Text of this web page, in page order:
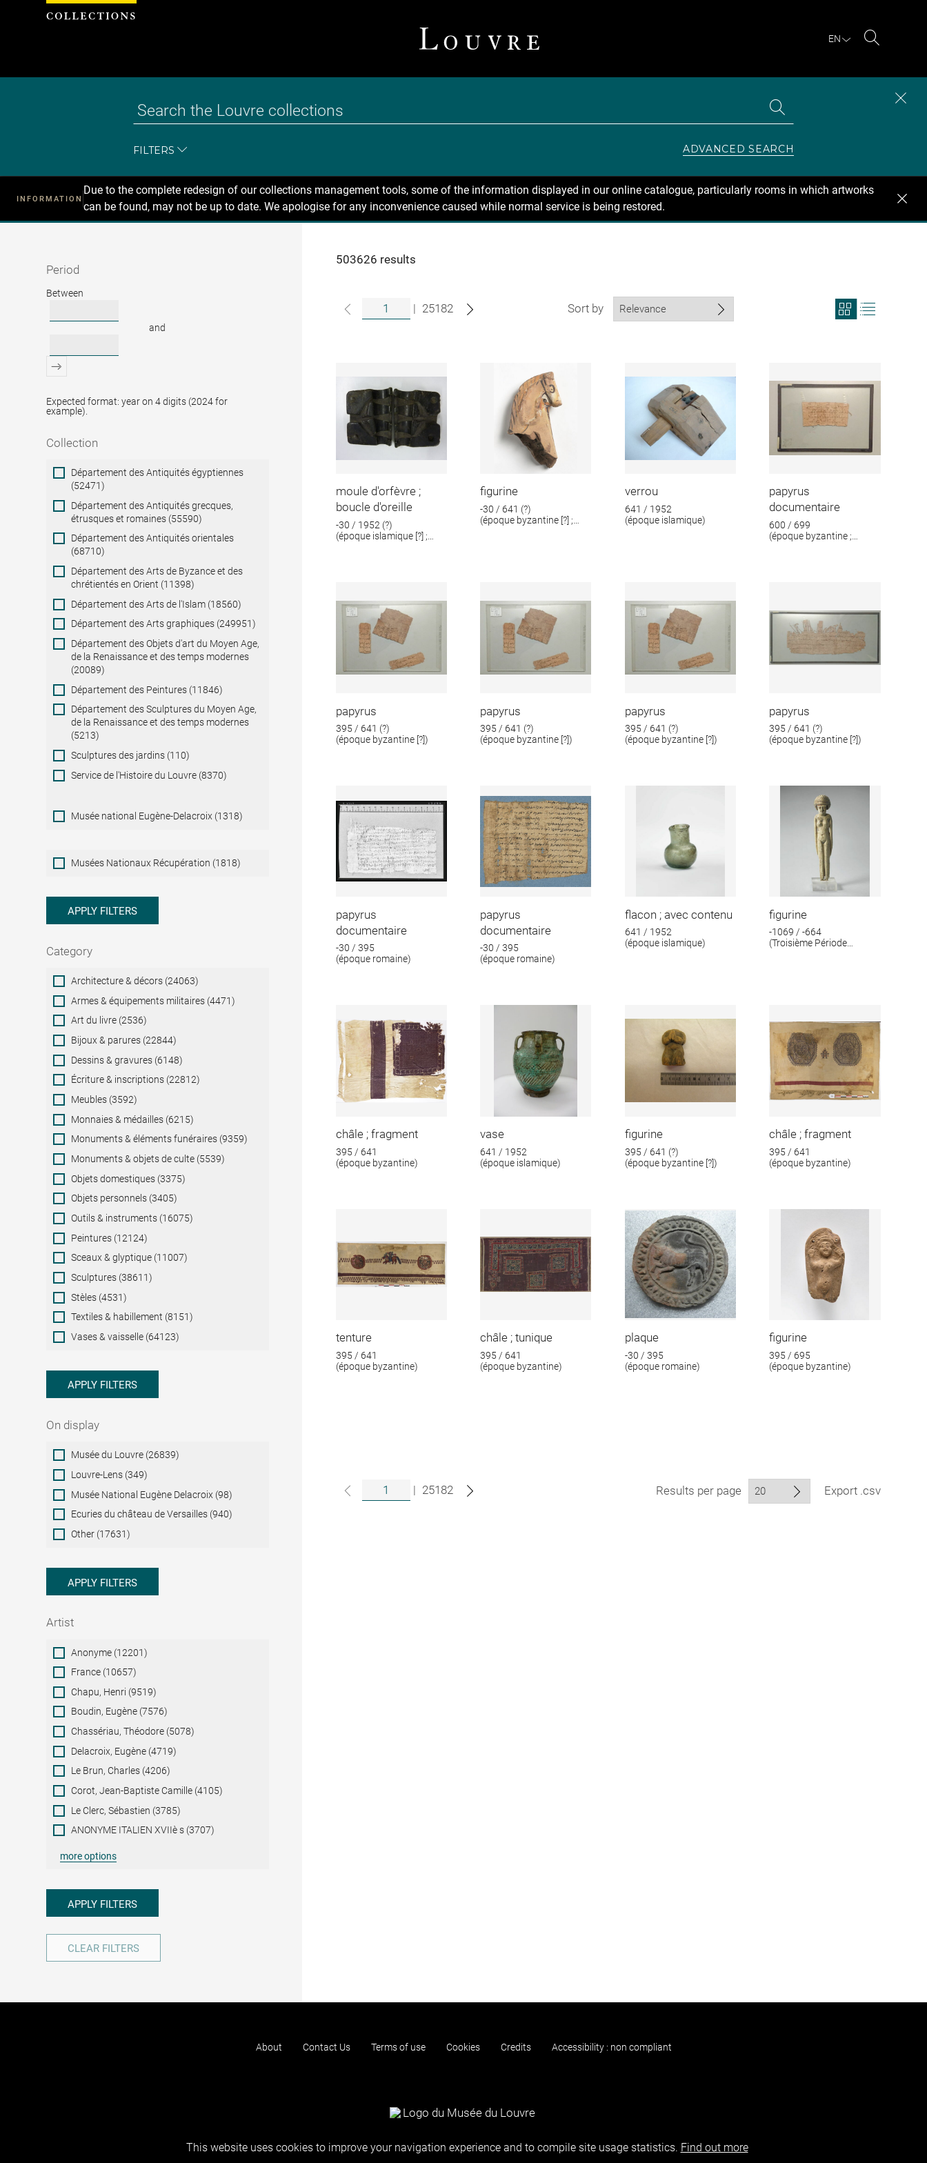
EN
FILTERS ADVANCED SEARCH
INFORMATION
Due to the complete redesign of our collections management tools, some of the information displayed in our online catalogue, particularly rooms in which artworks
can be found, may not be up to date. We apologise for any inconvenience caused while normal service is being restored.
Recherche
Period
Period
Between
and
Expected format: year on 4 digits (2024 for
example).
Collection
Collection
Département des Antiquités égyptiennes
(52471)
Département des Antiquités grecques,
étrusques et romaines (55590)
Département des Antiquités orientales
(68710)
Département des Arts de Byzance et des
chrétientés en Orient (11398)
Département des Arts de l'Islam (18560)
Département des Arts graphiques (249951)
Département des Objets d'art du Moyen Age,
de la Renaissance et des temps modernes
(20089)
Département des Peintures (11846)
Département des Sculptures du Moyen Age,
de la Renaissance et des temps modernes
(5213)
Sculptures des jardins (110)
Service de l'Histoire du Louvre (8370)
Musée national Eugène-Delacroix (1318)
Musées
Nationaux
Musées Nationaux Récupération (1818)
APPLY FILTERS
Category
Category
Architecture & décors (24063)
Armes & équipements militaires (4471)
Art du livre (2536)
Bijoux & parures (22844)
Dessins & gravures (6148)
Écriture & inscriptions (22812)
Meubles (3592)
Monnaies & médailles (6215)
Monuments & éléments funéraires (9359)
Monuments & objets de culte (5539)
Objets domestiques (3375)
Objets personnels (3405)
Outils & instruments (16075)
Peintures (12124)
Sceaux & glyptique (11007)
Sculptures (38611)
Stèles (4531)
Textiles & habillement (8151)
Vases & vaisselle (64123)
APPLY FILTERS
On display
On
display
Musée du Louvre (26839)
Louvre-Lens (349)
Musée National Eugène Delacroix (98)
Ecuries du château de Versailles (940)
Other (17631)
APPLY FILTERS
Artist
ArtistAnonyme (12201)
France (10657)
Chapu, Henri (9519)
Boudin, Eugène (7576)
Chassériau, Théodore (5078)
Delacroix, Eugène (4719)
Le Brun, Charles (4206)
Corot, Jean-Baptiste Camille (4105)
Le Clerc, Sébastien (3785)
ANONYME ITALIEN XVIIè s (3707)
more options
APPLY FILTERS
CLEAR FILTERS
503626 results
| 25182 Sort by
View
search
moule d'orfèvre ;
boucle d'oreille
-30 / 1952 (?)
(époque islamique [?] ;
figurine
-30 / 641 (?)
(époque byzantine [?] ;
verrou
641 / 1952
(époque islamique)
papyrus
documentaire
600 / 699
(époque byzantine ;
papyrus
395 / 641 (?)
(époque byzantine [?])
papyrus
395 / 641 (?)
(époque byzantine [?])
papyrus
395 / 641 (?)
(époque byzantine [?])
papyrus
395 / 641 (?)
(époque byzantine [?])
papyrus
documentaire
-30 / 395
(époque romaine)
papyrus
documentaire
-30 / 395
(époque romaine)
flacon ; avec contenu
641 / 1952
(époque islamique)
figurine
-1069 / -664
(Troisième Période
châle ; fragment
395 / 641
(époque byzantine)
vase
641 / 1952
(époque islamique)
figurine
395 / 641 (?)
(époque byzantine [?])
châle ; fragment
395 / 641
(époque byzantine)
tenture
395 / 641
(époque byzantine)
châle ; tunique
395 / 641
(époque byzantine)
plaque
-30 / 395
(époque romaine)
figurine
395 / 695
(époque byzantine)
| 25182 Results per page Export .csv
About Contact Us Terms of use Cookies Credits Accessibility : non compliant
Cookies management panel
This website uses cookies to improve your navigation experience and to compile site usage statistics. Find out more